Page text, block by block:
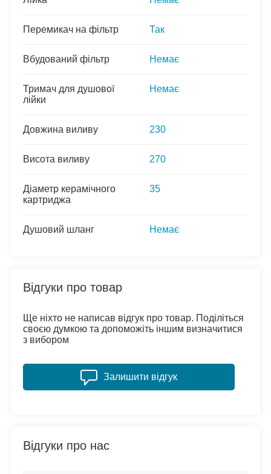
Перемикач на фільтр Так
Вбудований фільтр Немає
Тримач для душової
лійки
Немає
Довжина виливу 230
Висота виливу 270
Діаметр керамічного
картриджа
35
Душовий шланг Немає
Відгуки про товар
Ще ніхто не написав відгук про товар. Поділіться
своєю думкою та допоможіть іншим визначитися
з вибором
Залишити відгук
Відгуки про нас